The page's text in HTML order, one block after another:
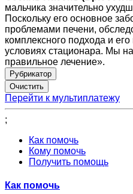
мальчика значительно
Поскольку его основное
проблемами печени,
комплексного подхода и
условиях стационара. Мы
правильное лечение».
Рубрикатор
Перейти к мультиплатежу
;
Как помочь
Кому помочь
Получить помощь
Как помочь